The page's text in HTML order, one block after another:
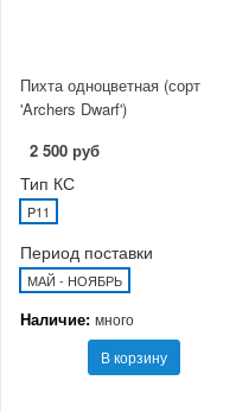
Пихта одноцветная (сорт
'Archers Dwarf')
2 500 руб
Тип КС
P11
Период поставки
МАЙ - НОЯБРЬ
Наличие: много
В корзину